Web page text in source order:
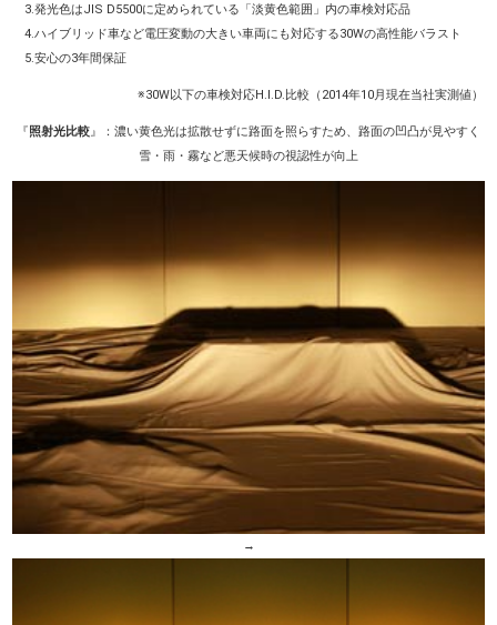
3.発光色はJIS D5500に定められている「淡黄色範囲」内の車検対応品
4.ハイブリッド車など電圧変動の大きい車両にも対応する30Wの高性能バラスト
5.安心の3年間保証
※30W以下の車検対応H.I.D.比較（2014年10月現在当社実測値）
『照射光比較』：濃い黄色光は拡散せずに路面を照らすため、路面の凹凸が見やすく
雪・雨・霧など悪天候時の視認性が向上
→